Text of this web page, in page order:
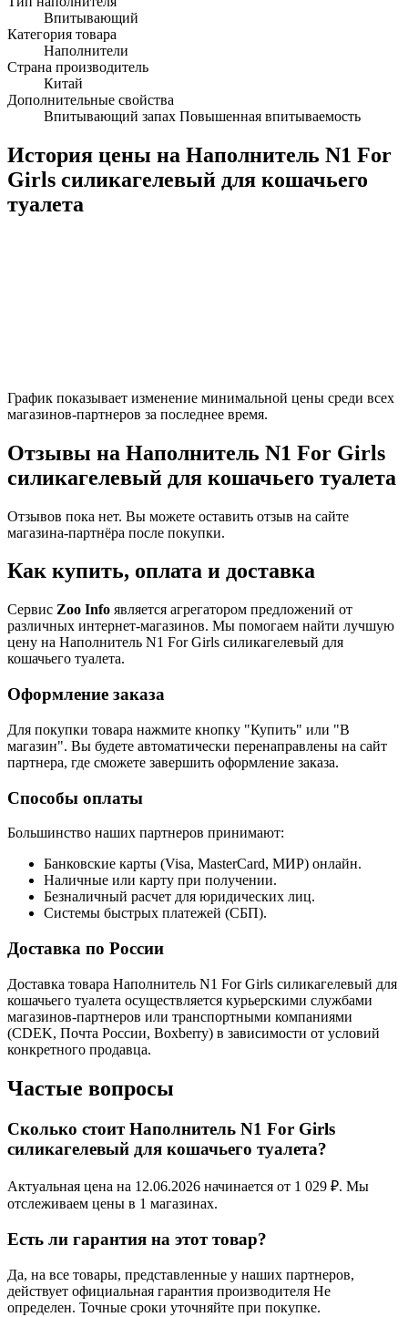
Впитывающий
Категория товара
Наполнители
Страна производитель
Китай
Дополнительные свойства
Впитывающий запах Повышенная впитываемость
История цены на Наполнитель N1 For
Girls силикагелевый для кошачьего
туалета
График показывает изменение минимальной цены среди всех
магазинов-партнеров за последнее время.
Отзывы на Наполнитель N1 For Girls
силикагелевый для кошачьего туалета
Отзывов пока нет. Вы можете оставить отзыв на сайте
магазина-партнёра после покупки.
Как купить, оплата и доставка
Сервис Zoo Info является агрегатором предложений от
различных интернет-магазинов. Мы помогаем найти лучшую
цену на Наполнитель N1 For Girls силикагелевый для
кошачьего туалета.
Оформление заказа
Для покупки товара нажмите кнопку "Купить" или "В
магазин". Вы будете автоматически перенаправлены на сайт
партнера, где сможете завершить оформление заказа.
Способы оплаты
Большинство наших партнеров принимают:
Банковские карты (Visa, MasterCard, МИР) онлайн.
Наличные или карту при получении.
Безналичный расчет для юридических лиц.
Системы быстрых платежей (СБП).
Доставка по России
Доставка товара Наполнитель N1 For Girls силикагелевый для
кошачьего туалета осуществляется курьерскими службами
магазинов-партнеров или транспортными компаниями
(CDEK, Почта России, Boxberry) в зависимости от условий
конкретного продавца.
Частые вопросы
Сколько стоит Наполнитель N1 For Girls
силикагелевый для кошачьего туалета?
Актуальная цена на 12.06.2026 начинается от 1 029 ₽. Мы
отслеживаем цены в 1 магазинах.
Есть ли гарантия на этот товар?
Да, на все товары, представленные у наших партнеров,
действует официальная гарантия производителя Не
определен. Точные сроки уточняйте при покупке.